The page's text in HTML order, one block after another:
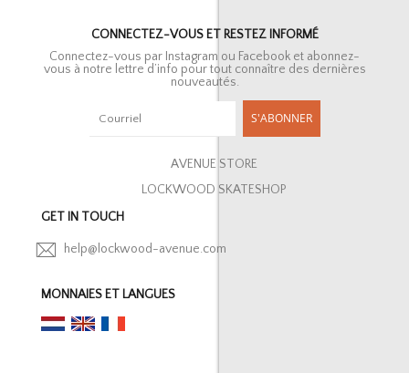
CONNECTEZ-VOUS ET RESTEZ INFORMÉ
Connectez-vous par Instagram ou Facebook et abonnez-
vous à notre lettre d’info pour tout connaître des dernières
nouveautés.
S'ABONNER
AVENUE STORE
LOCKWOOD SKATESHOP
GET IN TOUCH
help@lockwood-avenue.com
MONNAIES ET LANGUES